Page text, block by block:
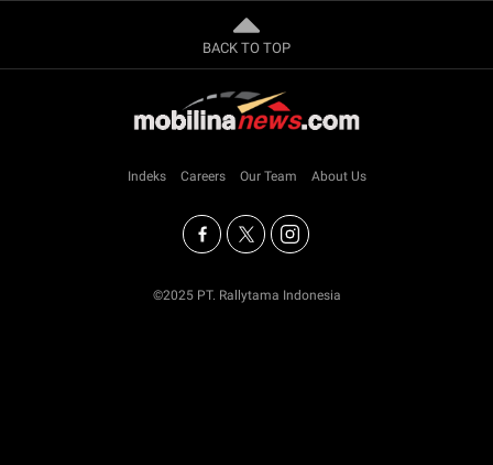
BACK TO TOP
Indeks Careers Our Team About Us
©2025 PT. Rallytama Indonesia